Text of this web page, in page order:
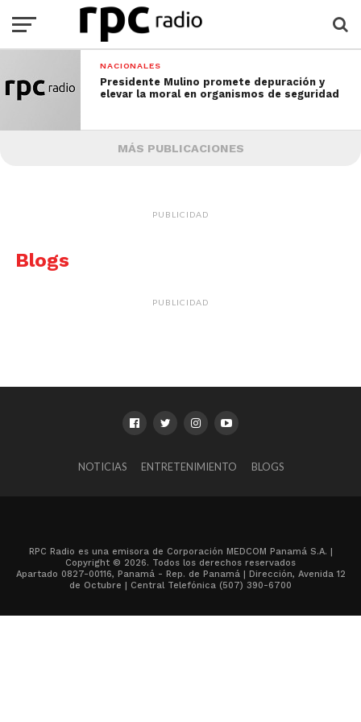
NACIONALES
Presidente Mulino promete depuración y
elevar la moral en organismos de seguridad
MÁS PUBLICACIONES
PUBLICIDAD
Blogs
PUBLICIDAD
NOTICIAS ENTRETENIMIENTO BLOGS
RPC Radio es una emisora de Corporación MEDCOM Panamá S.A. |
Copyright © 2026. Todos los derechos reservados
Apartado 0827-00116, Panamá - Rep. de Panamá | Dirección, Avenida 12
de Octubre | Central Telefónica (507) 390-6700